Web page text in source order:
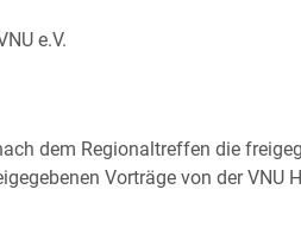
e.V.
dem Regionaltreffen die
Vorträge von der VNU